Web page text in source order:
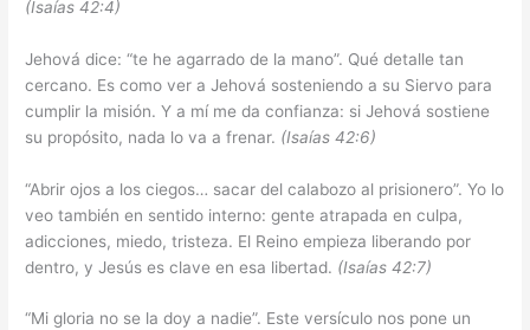
(Isaías 42:4)
Jehová dice: “te he agarrado de la mano”. Qué detalle tan
cercano. Es como ver a Jehová sosteniendo a su Siervo para
cumplir la misión. Y a mí me da confianza: si Jehová sostiene
su propósito, nada lo va a frenar. (Isaías 42:6)
“Abrir ojos a los ciegos… sacar del calabozo al prisionero”. Yo lo
veo también en sentido interno: gente atrapada en culpa,
adicciones, miedo, tristeza. El Reino empieza liberando por
dentro, y Jesús es clave en esa libertad. (Isaías 42:7)
“Mi gloria no se la doy a nadie”. Este versículo nos pone un